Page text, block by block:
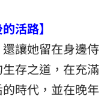
活路】
讓她留在身邊侍
存之道，在充滿
時代，並在晚年